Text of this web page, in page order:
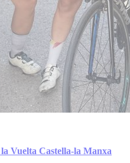
Vuelta Castella-la Manxa